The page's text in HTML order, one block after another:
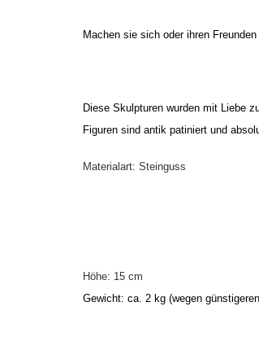
Machen sie sich oder ihren
Diese Skulpturen wurden mit Liebe
Figuren sind antik patiniert und
Materialart: Steinguss
Höhe: 15 cm
Gewicht: ca. 2 kg (wegen